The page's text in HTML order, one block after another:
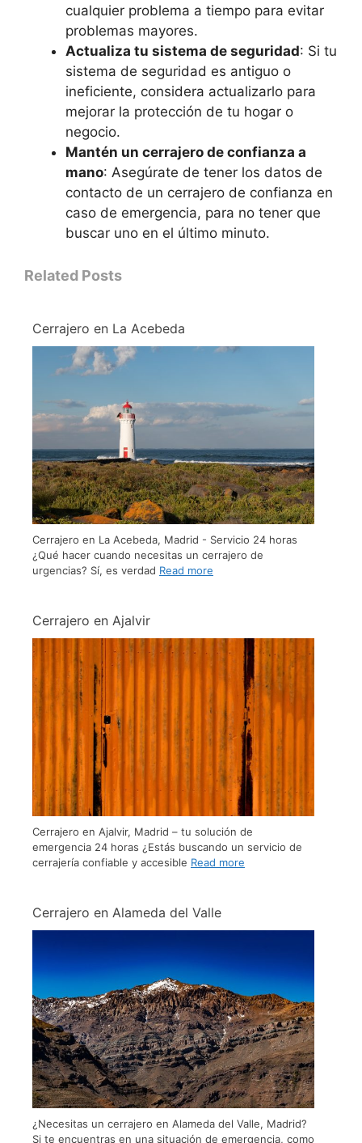
cualquier problema a tiempo para evitar
problemas mayores.
Actualiza tu sistema de seguridad: Si tu
sistema de seguridad es antiguo o
ineficiente, considera actualizarlo para
mejorar la protección de tu hogar o
negocio.
Mantén un cerrajero de confianza a
mano: Asegúrate de tener los datos de
contacto de un cerrajero de confianza en
caso de emergencia, para no tener que
buscar uno en el último minuto.
Related Posts
Cerrajero en La Acebeda
Cerrajero en La Acebeda, Madrid - Servicio 24 horas
¿Qué hacer cuando necesitas un cerrajero de
urgencias? Sí, es verdad Read more
Cerrajero en Ajalvir
Cerrajero en Ajalvir, Madrid – tu solución de
emergencia 24 horas ¿Estás buscando un servicio de
cerrajería confiable y accesible Read more
Cerrajero en Alameda del Valle
¿Necesitas un cerrajero en Alameda del Valle, Madrid?
Si te encuentras en una situación de emergencia, como